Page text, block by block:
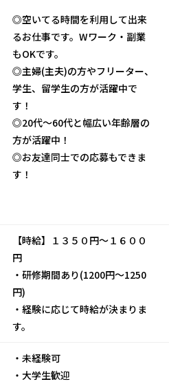
◎空いてる時間を利用して出来
るお仕事です。Wワーク・副業
もOKです。
◎主婦(主夫)の方やフリーター、
学生、留学生の方が活躍中で
す！
◎20代～60代と幅広い年齢層の
方が活躍中！
◎お友達同士での応募もできま
す！
【時給】１３５０円～１６００
円
・研修期間あり(1200円～1250
円)
・経験に応じて時給が決まりま
す。
・未経験可
・大学生歓迎